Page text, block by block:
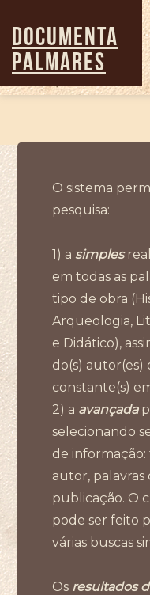
para
conteúdo
principal
DOCUMENTA
PALMARES
O sistema
pesquisa:
1) asimples
em todas as
tipo de obra
Arqueologia,
e Didático),
do(s) autor(es)
constante(s)
2) a avançada
selecionando
de
autor,
publicação. O
pode ser feito
várias buscas
Os resultados